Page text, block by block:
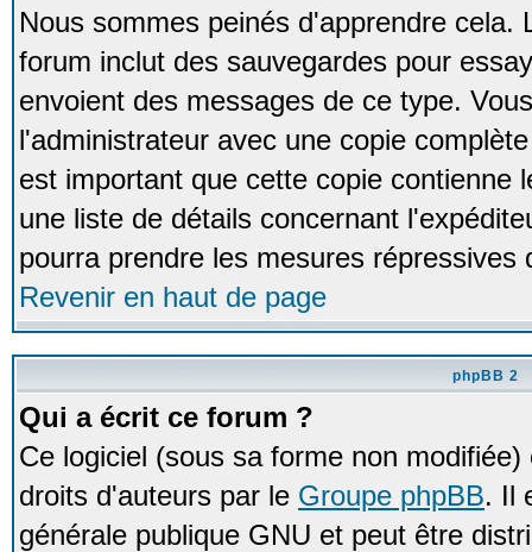
Nous sommes peinés d'apprendre cela.
forum inclut des sauvegardes pour
envoient des messages de ce type.
l'administrateur avec une copie
est important que cette copie contienne
une liste de détails concernant
pourra prendre les mesures répressives
Revenir en haut de page
phpBB 2
Qui a écrit ce forum ?
Ce logiciel (sous sa forme non
droits d'auteurs par le Groupe phpBB. Il
générale publique GNU et peut être